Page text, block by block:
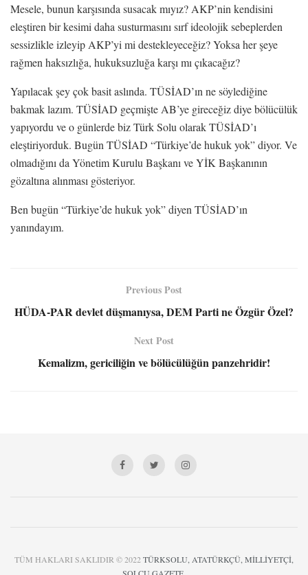
Mesele, bunun karşısında susacak mıyız? AKP’nin kendisini
eleştiren bir kesimi daha susturmasını sırf ideolojik sebeplerden
sessizlikle izleyip AKP’yi mi destekleyeceğiz? Yoksa her şeye
rağmen haksızlığa, hukuksuzluğa karşı mı çıkacağız?
Yapılacak şey çok basit aslında. TÜSİAD’ın ne söylediğine
bakmak lazım. TÜSİAD geçmişte AB’ye gireceğiz diye bölücülük
yapıyordu ve o günlerde biz Türk Solu olarak TÜSİAD’ı
eleştiriyorduk. Bugün TÜSİAD “Türkiye’de hukuk yok” diyor. Ve
olmadığını da Yönetim Kurulu Başkanı ve YİK Başkanının
gözaltına alınması gösteriyor.
Ben bugün “Türkiye’de hukuk yok” diyen TÜSİAD’ın
yanındayım.
Previous Post
HÜDA-PAR devlet düşmanıysa, DEM Parti ne Özgür Özel?
Next Post
Kemalizm, gericiliğin ve bölücülüğün panzehridir!
TÜM HAKLARI SAKLIDIR © 2022 TÜRKSOLU, ATATÜRKÇÜ, MİLLİYETÇİ,
SOLCU GAZETE